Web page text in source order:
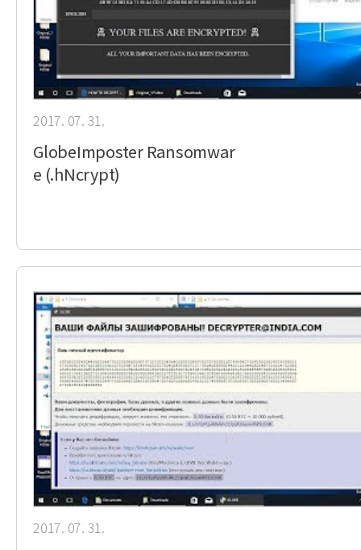
2017. 07. 31.
GlobeImposter Ransomwar
e (.hNcrypt)
2017. 07. 31.